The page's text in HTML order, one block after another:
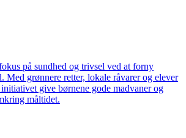
på sundhed og trivsel ved at forny
Med grønnere retter, lokale råvarer og elever
give børnene gode madvaner og
måltidet.